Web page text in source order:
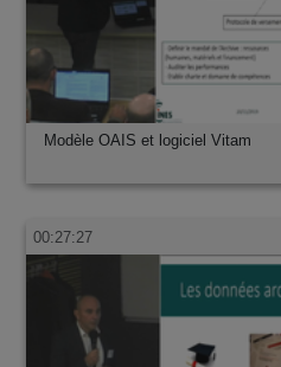
Modèle OAIS et logiciel Vitam
00:27:27